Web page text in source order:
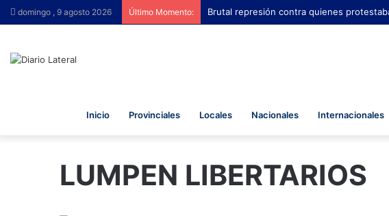
domingo , 9 agosto 2026 Último Momento: Brutal represión contra quienes
Inicio Provinciales Locales Nacionales Internacionales
LUMPEN LIBERTARIOS